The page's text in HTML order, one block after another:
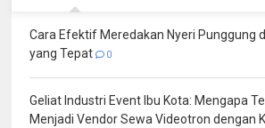
Cara Efektif Meredakan Nyeri Punggung
yang Tepat
0
Geliat Industri Event Ibu Kota: Mengapa
Menjadi Vendor Sewa Videotron dengan